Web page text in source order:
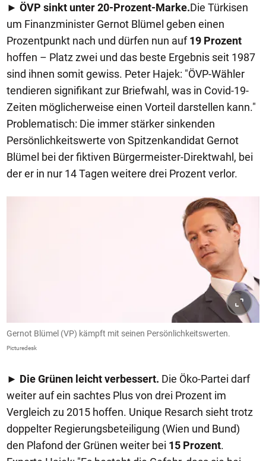
► ÖVP sinkt unter 20-Prozent-Marke.Die Türkisen
um Finanzminister Gernot Blümel geben einen
Prozentpunkt nach und dürfen nun auf19 Prozent
hoffen – Platz zwei und das beste Ergebnis seit 1987
sind ihnen somit gewiss. Peter Hajek: "ÖVP-Wähler
tendieren signifikant zur Briefwahl, was in Covid-19-
Zeiten möglicherweise einen Vorteil darstellen kann."
Problematisch: Die immer stärker sinkenden
Persönlichkeitswerte von Spitzenkandidat Gernot
Blümel bei der fiktiven Bürgermeister-Direktwahl, bei
der er in nur 14 Tagen weitere drei Prozent verlor.
Gernot Blümel (VP) kämpft mit seinen Persönlichkeitswerten.
Picturedesk
► Die Grünen leicht verbessert. Die Öko-Partei darf
weiter auf ein sachtes Plus von drei Prozent im
Vergleich zu 2015 hoffen. Unique Resarch sieht trotz
doppelter Regierungsbeteiligung (Wien und Bund)
den Plafond der Grünen weiter bei 15 Prozent.